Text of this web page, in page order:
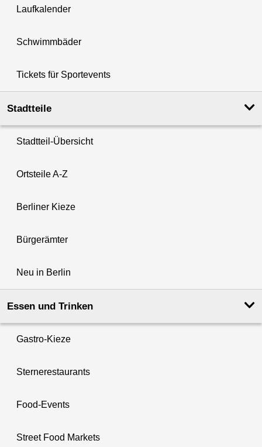
Laufkalender
Schwimmbäder
Tickets für Sportevents
Stadtteile
Stadtteil-Übersicht
Ortsteile A-Z
Berliner Kieze
Bürgerämter
Neu in Berlin
Essen und Trinken
Gastro-Kieze
Sternerestaurants
Food-Events
Street Food Markets